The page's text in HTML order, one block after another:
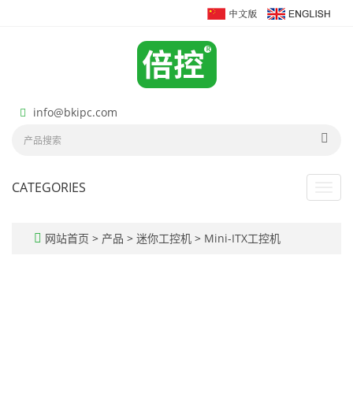
info@bkipc.com
CATEGORIES
网站首页 > 产品 > 迷你工控机 > Mini-ITX工控机